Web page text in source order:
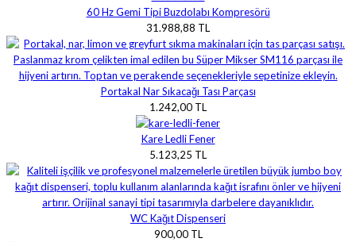
60 Hz Gemi Tipi Buzdolabı Kompresörü
31.988,88 TL
Portakal Nar Sıkacağı Tası Parçası
1.242,00 TL
Kare Ledli Fener
5.123,25 TL
WC Kağıt Dispenseri
900,00 TL